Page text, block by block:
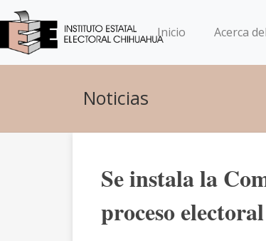
Inicio(current)Acerca
Noticias
Se instala la
proceso